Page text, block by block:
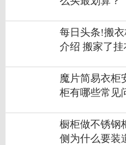
每日头条!搬
介绍 搬家了
魔片简易衣柜
柜有哪些常见
橱柜做不锈钢
侧为什么要装